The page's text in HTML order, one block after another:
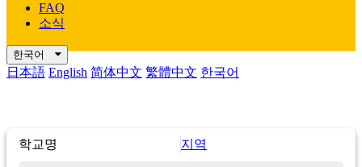
FAQ
소식
한국어
日本語 English 简体中文 繁體中文 한국어
학교명 지역